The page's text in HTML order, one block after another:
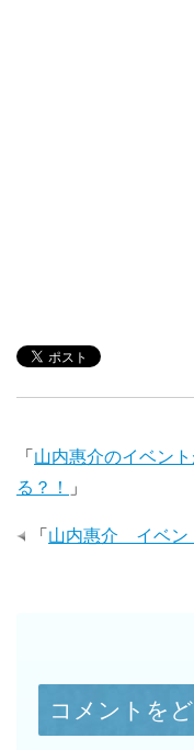
「 山内惠介のイベン
る？！
」
「 山内惠介 イベン
コメントを